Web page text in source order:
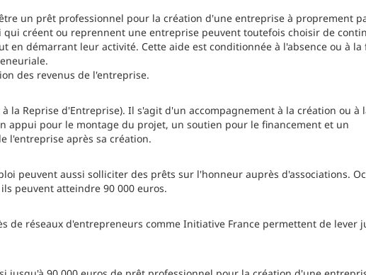
être un prêt professionnel pour la création d'une entreprise à proprement
qui créent ou reprennent une entreprise peuvent toutefois choisir de
en démarrant leur activité. Cette aide est conditionnée à l'absence ou à la
des revenus de l'entreprise.
à la Reprise d'Entreprise). Il s'agit d'un accompagnement à la création ou à
appui pour le montage du projet, un soutien pour le financement et un
l'entreprise après sa création.
peuvent aussi solliciter des prêts sur l'honneur auprès d'associations.
peuvent atteindre 90 000 euros.
de réseaux d'entrepreneurs comme Initiative France permettent de lever